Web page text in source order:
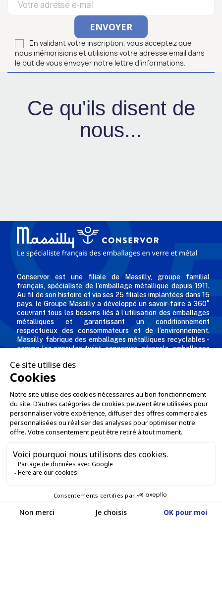
En validant votre inscription, vous acceptez que
nous mémorisions et utilisions votre adresse email dans
le but de vous envoyer notre lettre d’informations.
Ce qu'ils disent de
nous...
Conservor est une filiale de Massilly, groupe familial
français, spécialiste de l’emballage métallique depuis 1911.
Au fil de son histoire et via ses 25 filiales implantées dans 15
pays, le Groupe Massilly a développé un savoir-faire à 360°
couvrant tous les besoins liés à l’utilisation des emballages
métalliques et garantissant un conditionnement
respectueux des consommateurs et de l’environnement.
Massilly fabrique des emballages métalliques recyclables -
comme les capsules twist, conserves, aérosols, emballages
professionnels de l'agro alimentaire et des industries
chimiques et cosmétiques.
L'ENTREPRISE 
NOS OFFRES 
SERVICES VENTE EN LIGNE
GARDONS LE CONTACT